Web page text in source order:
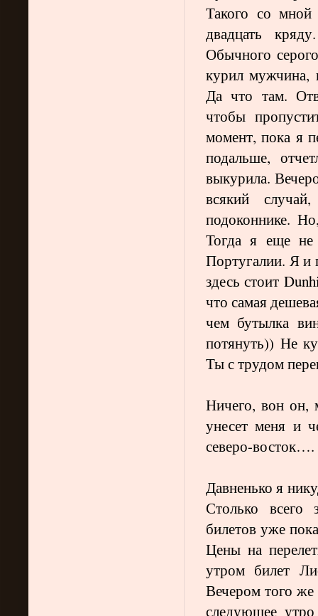
Такого со мной
двадцать
Обычного
курил мужчина,
Да что там.
чтобы
момент, пока я
подальше,
выкурила.
всякий
подоконнике.
Тогда я еще не
Португалии. Я и
здесь стоит
что самая
чем бутылка
потянуть)) Не
Ты с трудом
Ничего, вон он,
унесет меня и
северо-восток….
Давненько я
Столько всего
билетов уже
Цены на
утром билет
Вечером того
следующее